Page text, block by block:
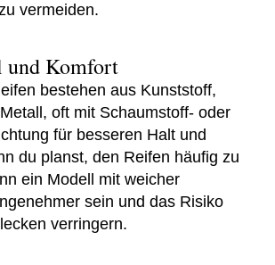
vermeiden.
und Komfort
bestehen aus Kunststoff,
oft mit Schaumstoff- oder
für besseren Halt und
du planst, den Reifen häufig zu
ein Modell mit weicher
sein und das Risiko
verringern.